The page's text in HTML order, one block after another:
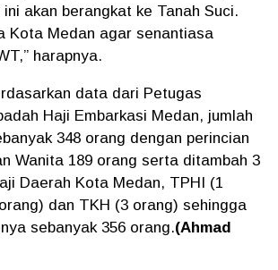
akan berangkat ke Tanah Suci.
Kota Medan agar senantiasa
harapnya.
data dari Petugas
Haji Embarkasi Medan, jumlah
348 orang dengan perincian
Wanita 189 orang serta ditambah 3
Daerah Kota Medan, TPHI (1
dan TKH (3 orang) sehingga
sebanyak 356 orang.(Ahmad